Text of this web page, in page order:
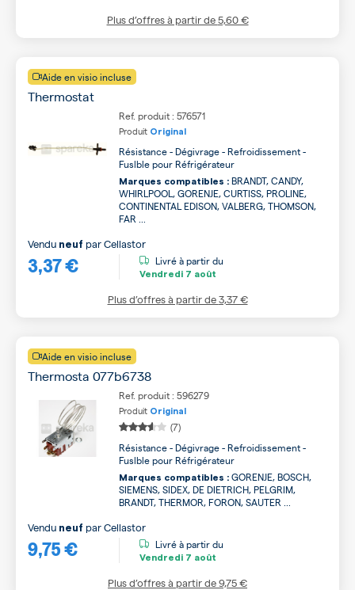
Plus d’offres à partir de5,60 €
Aide en visio incluse
Thermostat
Ref. produit : 576571
Produit Original
Résistance - Dégivrage - Refroidissement -
Fuslble pour Réfrigérateur
Marques compatibles : BRANDT, CANDY,
WHIRLPOOL, GORENJE, CURTISS, PROLINE,
CONTINENTAL EDISON, VALBERG, THOMSON,
FAR ...
3,37 €
Vendu neuf parCellastor
Livré à partir du
Vendredi 7 août
Plus d’offres à partir de3,37 €
Aide en visio incluse
Thermosta 077b6738
Ref. produit : 596279
Produit Original
(7)
Résistance - Dégivrage - Refroidissement -
Fuslble pour Réfrigérateur
Marques compatibles : GORENJE, BOSCH,
SIEMENS, SIDEX, DE DIETRICH, PELGRIM,
BRANDT, THERMOR, FORON, SAUTER ...
9,75 €
Vendu neuf parCellastor
Livré à partir du
Vendredi 7 août
Plus d’offres à partir de9,75 €